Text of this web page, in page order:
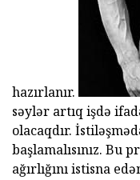
hazırlanır.
səylər artıq işdə
olacaqdır.
başlamalısınız. Bu
ağırlığını istisna